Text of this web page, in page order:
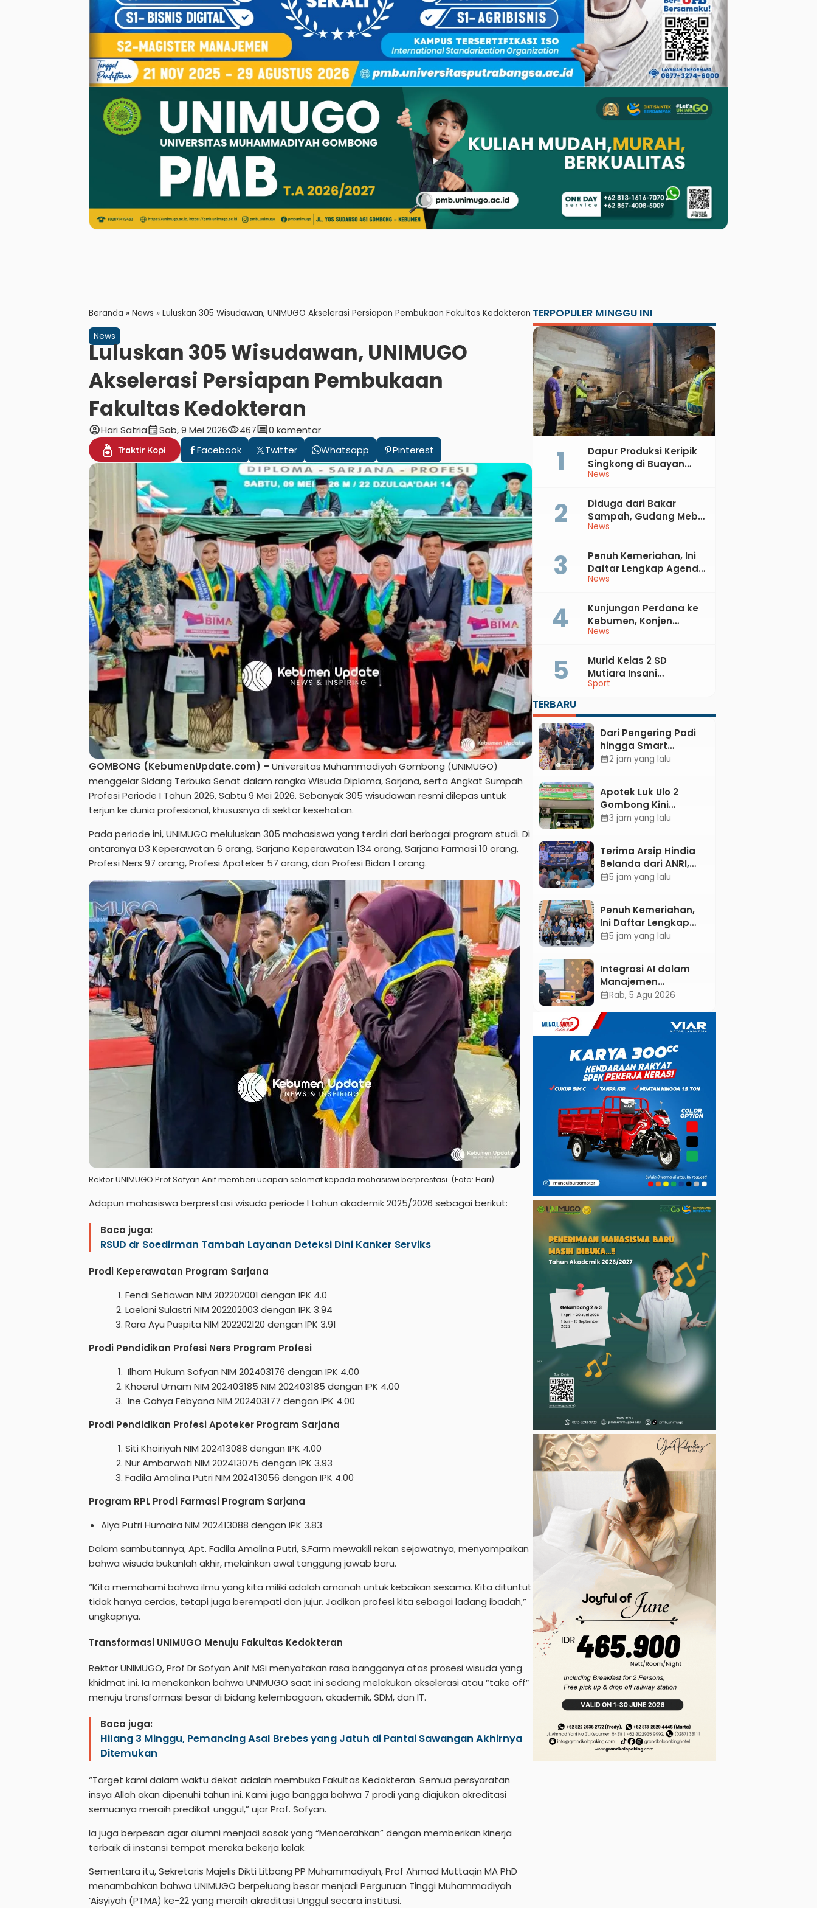
Beranda » News » Luluskan 305 Wisudawan, UNIMUGO Akselerasi Persiapan Pembukaan Fakultas Kedokteran
News
Luluskan 305 Wisudawan, UNIMUGO
Akselerasi Persiapan Pembukaan
Fakultas Kedokteran
account_circleHari Satriacalendar_monthSab, 9 Mei 2026visibility467comment0 komentar
Traktir Kopi Facebook Twitter Whatsapp Pinterest
GOMBONG (KebumenUpdate.com) – Universitas Muhammadiyah Gombong (UNIMUGO)
menggelar Sidang Terbuka Senat dalam rangka Wisuda Diploma, Sarjana, serta Angkat Sumpah
Profesi Periode I Tahun 2026, Sabtu 9 Mei 2026. Sebanyak 305 wisudawan resmi dilepas untuk
terjun ke dunia profesional, khususnya di sektor kesehatan.
Pada periode ini, UNIMUGO meluluskan 305 mahasiswa yang terdiri dari berbagai program studi. Di
antaranya D3 Keperawatan 6 orang, Sarjana Keperawatan 134 orang, Sarjana Farmasi 10 orang,
Profesi Ners 97 orang, Profesi Apoteker 57 orang, dan Profesi Bidan 1 orang.
Rektor UNIMUGO Prof Sofyan Anif memberi ucapan selamat kepada mahasiswi berprestasi. (Foto: Hari)
Adapun mahasiswa berprestasi wisuda periode I tahun akademik 2025/2026 sebagai berikut:
Baca juga:
RSUD dr Soedirman Tambah Layanan Deteksi Dini Kanker Serviks
Prodi Keperawatan Program Sarjana
Fendi Setiawan NIM 202202001 dengan IPK 4.0
Laelani Sulastri NIM 202202003 dengan IPK 3.94
Rara Ayu Puspita NIM 202202120 dengan IPK 3.91
Prodi Pendidikan Profesi Ners Program Profesi
Ilham Hukum Sofyan NIM 202403176 dengan IPK 4.00
Khoerul Umam NIM 202403185 NIM 202403185 dengan IPK 4.00
⁠Ine Cahya Febyana NIM 202403177 dengan IPK 4.00
Prodi Pendidikan Profesi Apoteker Program Sarjana
Siti Khoiriyah NIM 202413088 dengan IPK 4.00
Nur Ambarwati NIM 202413075 dengan IPK 3.93
Fadila Amalina Putri NIM 202413056 dengan IPK 4.00
Program RPL Prodi Farmasi Program Sarjana
Alya Putri Humaira NIM 202413088 dengan IPK 3.83
Dalam sambutannya, Apt. Fadila Amalina Putri, S.Farm mewakili rekan sejawatnya, menyampaikan
bahwa wisuda bukanlah akhir, melainkan awal tanggung jawab baru.
“Kita memahami bahwa ilmu yang kita miliki adalah amanah untuk kebaikan sesama. Kita dituntut
tidak hanya cerdas, tetapi juga berempati dan jujur. Jadikan profesi kita sebagai ladang ibadah,”
ungkapnya.
Transformasi UNIMUGO Menuju Fakultas Kedokteran
Rektor UNIMUGO, Prof Dr Sofyan Anif MSi menyatakan rasa bangganya atas prosesi wisuda yang
khidmat ini. Ia menekankan bahwa UNIMUGO saat ini sedang melakukan akselerasi atau “take off”
menuju transformasi besar di bidang kelembagaan, akademik, SDM, dan IT.
Baca juga:
Hilang 3 Minggu, Pemancing Asal Brebes yang Jatuh di Pantai Sawangan Akhirnya
Ditemukan
“Target kami dalam waktu dekat adalah membuka Fakultas Kedokteran. Semua persyaratan
insya Allah akan dipenuhi tahun ini. Kami juga bangga bahwa 7 prodi yang diajukan akreditasi
semuanya meraih predikat unggul,” ujar Prof. Sofyan.
Ia juga berpesan agar alumni menjadi sosok yang “Mencerahkan” dengan memberikan kinerja
terbaik di instansi tempat mereka bekerja kelak.
Sementara itu, Sekretaris Majelis Dikti Litbang PP Muhammadiyah, Prof Ahmad Muttaqin MA PhD
menambahkan bahwa UNIMUGO berpeluang besar menjadi Perguruan Tinggi Muhammadiyah
‘Aisyiyah (PTMA) ke-22 yang meraih akreditasi Unggul secara institusi.
TERPOPULER MINGGU INI
News
Dapur Produksi Keripik
Singkong di Buayan
Terbakar, Kerugian
News
Diduga dari Bakar
Sampah, Gudang Mebel
di Petanahan Hangus
News
Penuh Kemeriahan, Ini
Daftar Lengkap Agenda
Peringatan HUT ke-81 RI
Kabupaten Kebumen
News
Kunjungan Perdana ke
Kebumen, Konjen
Australia Temui Bupati
Sport
Murid Kelas 2 SD
Mutiara Insani
Muhammadiyah
dan Perak di Kejurda
Tapak Suci Kebumen
2026
TERBARU
Dari Pengering Padi
hingga Smart
Parking: Mahasiswa
calendar_month2 jam yang lalu
Apotek Luk Ulo 2
Gombong Kini
Dilengkapi Layanan
calendar_month3 jam yang lalu
Terima Arsip Hindia
Belanda dari ANRI,
Pemkab Kebumen
dan Literasi
Pertanian
calendar_month5 jam yang lalu
Penuh Kemeriahan,
Ini Daftar Lengkap
Agenda Peringatan
Kabupaten Kebumen
calendar_month5 jam yang lalu
Integrasi AI dalam
Manajemen
Pendayagunaan ZIS
Realisasi IKAL
Unggulan Lazismu
Kebumen
calendar_monthRab, 5 Agu 2026